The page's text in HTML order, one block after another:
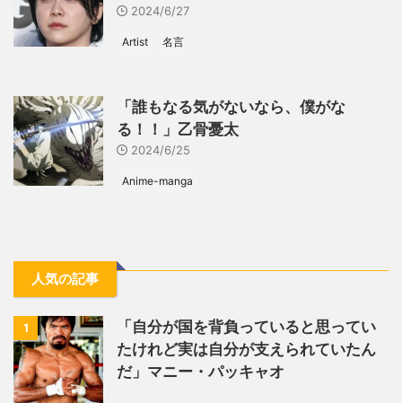
2024/6/27
Artist 名言
「誰もなる気がないなら、僕がな
る！！」乙骨憂太
2024/6/25
Anime-manga
人気の記事
1
「自分が国を背負っていると思ってい
たけれど実は自分が支えられていたん
だ」マニー・パッキャオ